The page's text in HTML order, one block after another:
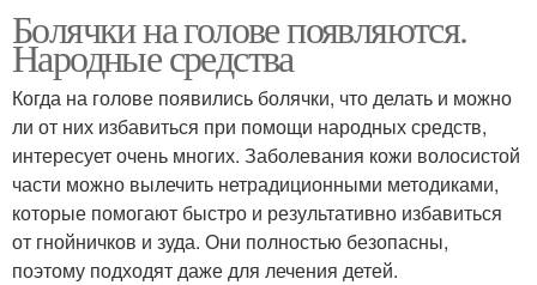
Болячки на голове появляются.
Народные средства
Когда на голове появились болячки, что делать и можно
ли от них избавиться при помощи народных средств,
интересует очень многих. Заболевания кожи волосистой
части можно вылечить нетрадиционными методиками,
которые помогают быстро и результативно избавиться
от гнойничков и зуда. Они полностью безопасны,
поэтому подходят даже для лечения детей.